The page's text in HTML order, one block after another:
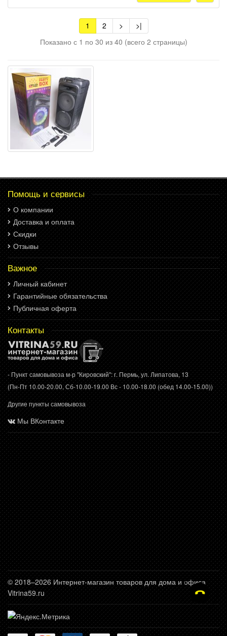
1 2 >
>|
Показано с 1 по 30 из 40 (всего 2 страницы)
Помощь и сервисы
О компании
Доставка и оплата
Скидки
Отзывы
Важное
Личный кабинет
Гарантийные обязательства
Публичная оферта
Контакты
- Пункт самовывоза м-р "Кировский": г. Пермь, ул. Липатова, 13
(Пн-Пт 10.00-20.00, Сб-10.00-19.00 Вс - 10.00-18.00 (обед 14.00-15.00))
Другие пункты самовывоза
Мы ВКонтакте
© 2018–2026 Интернет-магазин товаров для дома и офиса
Vitrina59.ru